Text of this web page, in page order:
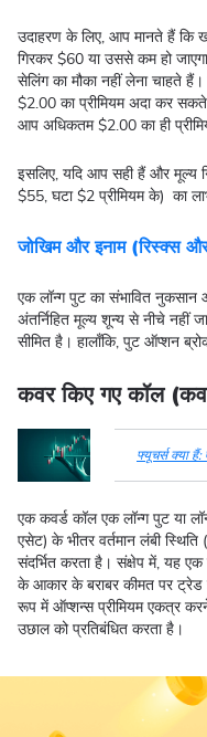
उदाहरण के लिए, आप मानते हैं
गिरकर $60 या उससे कम हो
सेलिंग का मौका नहीं लेना चाहते
$2.00 का प्रीमियम अदा कर
आप अधिकतम $2.00 का ही
इसलिए, यदि आप सही हैं और मूल्य
$55, घटा $2 प्रीमियम के) का
जोखिम और इनाम (रिस्क्स और
एक लॉन्ग पुट का संभावित नुकसान
अंतर्निहित मूल्य शून्य से नीचे नहीं
सीमित है। हालाँकि, पुट ऑप्शन
कवर किए गए कॉल
फ्यूचर्स क्या हैं:
एक कवर्ड कॉल एक लॉन्ग पुट या
एसेट) के भीतर वर्तमान लंबी स्थिति
संदर्भित करता है। संक्षेप में, यह
के आकार के बराबर कीमत पर
रूप में ऑप्शन्स प्रीमियम एकत्र
उछाल को प्रतिबंधित करता है।